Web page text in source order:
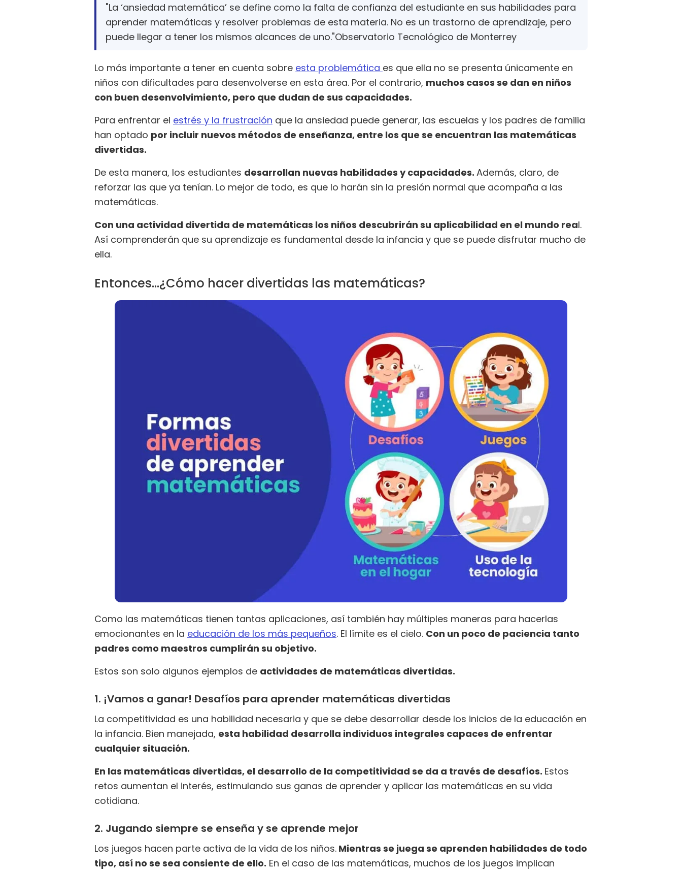
"La ‘ansiedad matemática’ se define como la falta de confianza del estudiante en sus habilidades para
aprender matemáticas y resolver problemas de esta materia. No es un trastorno de aprendizaje, pero
puede llegar a tener los mismos alcances de uno."Observatorio Tecnológico de Monterrey
Lo más importante a tener en cuenta sobre esta problemática es que ella no se presenta únicamente en
niños con dificultades para desenvolverse en esta área. Por el contrario, muchos casos se dan en niños
con buen desenvolvimiento, pero que dudan de sus capacidades.
Para enfrentar el estrés y la frustración que la ansiedad puede generar, las escuelas y los padres de familia
han optado por incluir nuevos métodos de enseñanza, entre los que se encuentran las matemáticas
divertidas.
De esta manera, los estudiantes desarrollan nuevas habilidades y capacidades. Además, claro, de
reforzar las que ya tenían. Lo mejor de todo, es que lo harán sin la presión normal que acompaña a las
matemáticas.
Con una actividad divertida de matemáticas los niños descubrirán su aplicabilidad en el mundo real.
Así comprenderán que su aprendizaje es fundamental desde la infancia y que se puede disfrutar mucho de
ella.
Entonces...¿Cómo hacer divertidas las matemáticas?
Como las matemáticas tienen tantas aplicaciones, así también hay múltiples maneras para hacerlas
emocionantes en la educación de los más pequeños. El límite es el cielo. Con un poco de paciencia tanto
padres como maestros cumplirán su objetivo.
Estos son solo algunos ejemplos de actividades de matemáticas divertidas.
1. ¡Vamos a ganar! Desafíos para aprender matemáticas divertidas
La competitividad es una habilidad necesaria y que se debe desarrollar desde los inicios de la educación en
la infancia. Bien manejada, esta habilidad desarrolla individuos integrales capaces de enfrentar
cualquier situación.
En las matemáticas divertidas, el desarrollo de la competitividad se da a través de desafíos. Estos
retos aumentan el interés, estimulando sus ganas de aprender y aplicar las matemáticas en su vida
cotidiana.
2. Jugando siempre se enseña y se aprende mejor
Los juegos hacen parte activa de la vida de los niños. Mientras se juega se aprenden habilidades de todo
tipo, así no se sea consiente de ello. En el caso de las matemáticas, muchos de los juegos implican